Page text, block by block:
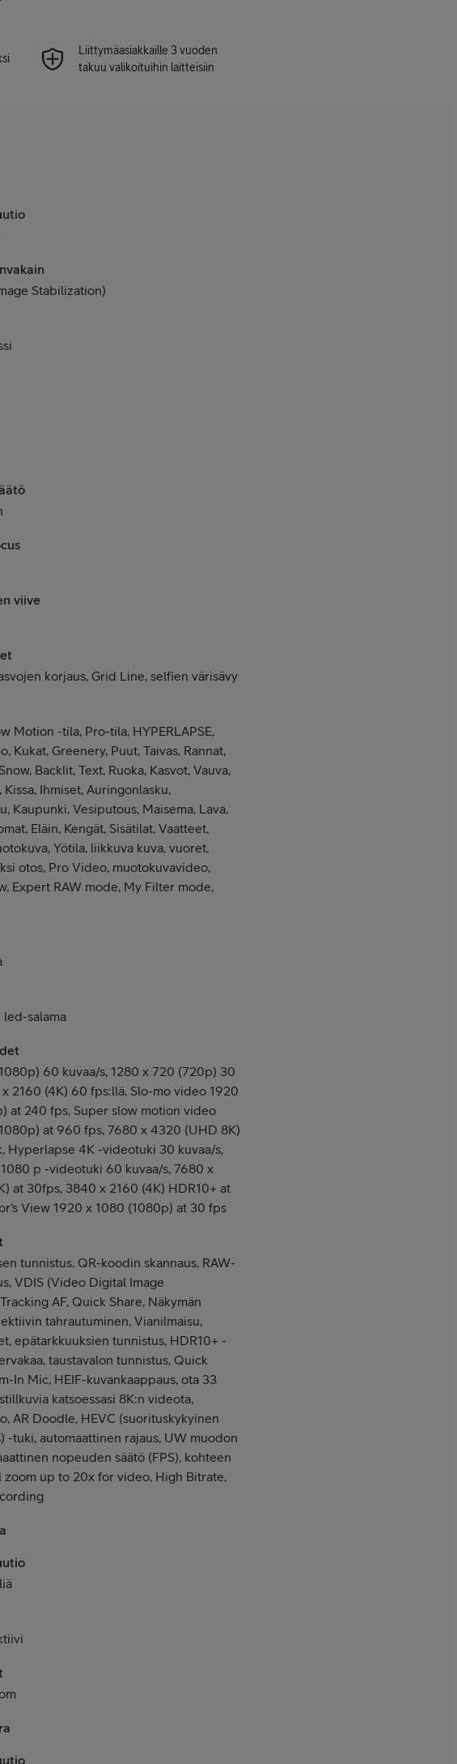
Liittymäasiakkaille 3 vuoden
takuu valikoituihin laitteisiin
Stabilization)
viive
korjaus, Grid Line, selfien värisävy
Motion -tila, Pro-tila, HYPERLAPSE,
Kukat, Greenery, Puut, Taivas, Rannat,
Backlit, Text, Ruoka, Kasvot, Vauva,
Kissa, Ihmiset, Auringonlasku,
Kaupunki, Vesiputous, Maisema, Lava,
Eläin, Kengät, Sisätilat, Vaatteet,
Yötila, liikkuva kuva, vuoret,
otos, Pro Video, muotokuvavideo,
Expert RAW mode, My Filter mode,
led-salama
60 kuvaa/s, 1280 x 720 (720p) 30
2160 (4K) 60 fps:llä, Slo-mo video 1920
at 240 fps, Super slow motion video
at 960 fps, 7680 x 4320 (UHD 8K)
Hyperlapse 4K -videotuki 30 kuvaa/s,
p -videotuki 60 kuvaa/s, 7680 x
at 30fps, 3840 x 2160 (4K) HDR10+ at
View 1920 x 1080 (1080p) at 30 fps
tunnistus, QR-koodin skannaus, RAW-
VDIS (Video Digital Image
AF, Quick Share, Näkymän
tahrautuminen, Vianilmaisu,
epätarkkuuksien tunnistus, HDR10+ -
taustavalon tunnistus, Quick
In Mic, HEIF-kuvankaappaus, ota 33
katsoessasi 8K:n videota,
AR Doodle, HEVC (suorituskykyinen
-tuki, automaattinen rajaus, UW muodon
nopeuden säätö (FPS), kohteen
zoom up to 20x for video, High Bitrate,